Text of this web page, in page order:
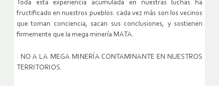
Toda esta experiencia acumulada en nuestras luchas ha
fructificado en nuestros pueblos: cada vez más son los vecinos
que toman conciencia, sacan sus conclusiones, y sostienen
firmemente que la mega minería MATA.
· NO A LA MEGA MINERÍA CONTAMINANTE EN NUESTROS
TERRITORIOS.